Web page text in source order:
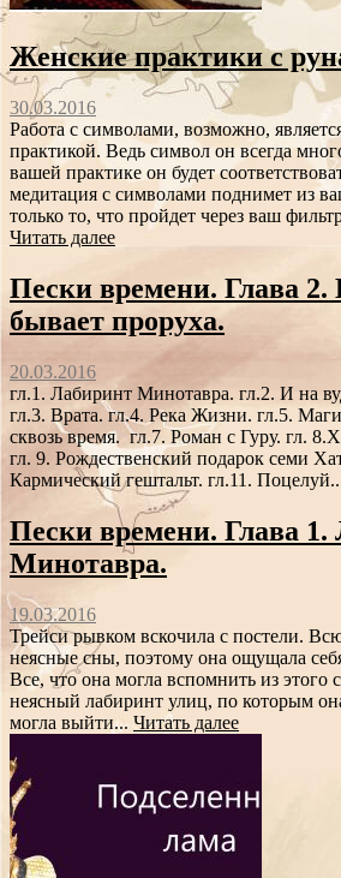
Женские практики с
30.03.2016
Работа с символами, возможно,
практикой. Ведь символ он всегда
вашей практике он будет
медитация с символами поднимет из
только то, что пройдет через ваш
Читать далее
Пески времени. Глава 2.
бывает проруха.
20.03.2016
гл.1. Лабиринт Минотавра. гл.2. И на
гл.3. Врата. гл.4. Река Жизни. гл.5.
сквозь время. гл.7. Роман с Гуру. гл.
гл. 9. Рождественский подарок семи
Кармический гештальт. гл.11.
Пески времени. Глава 1.
Минотавра.
19.03.2016
Трейси рывком вскочила с постели.
неясные сны, поэтому она ощущала
Все, что она могла вспомнить из этого
неясный лабиринт улиц, по которым
могла выйти... Читать далее